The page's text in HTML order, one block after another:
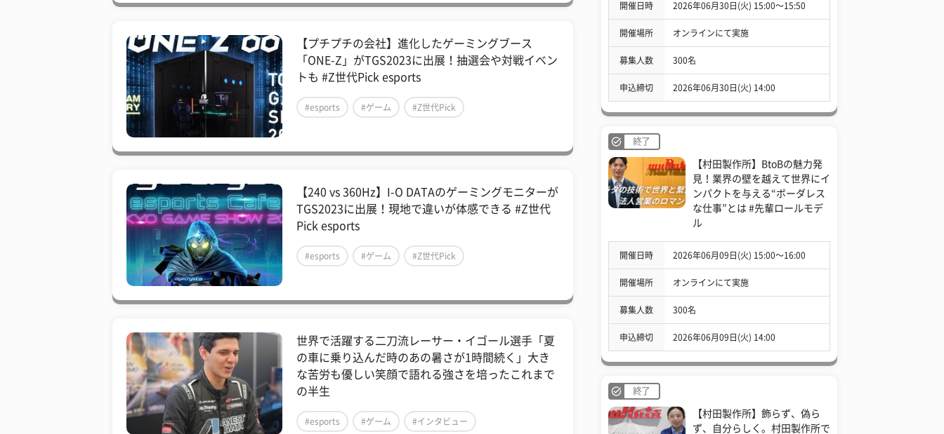
【プチプチの会社】進化したゲーミングブース
「ONE-Z」がTGS2023に出展！抽選会や対戦イベン
トも #Z世代Pick esports
#esports #ゲーム #Z世代Pick
【240 vs 360Hz】I-O DATAのゲーミングモニターが
TGS2023に出展！現地で違いが体感できる #Z世代
Pick esports
#esports #ゲーム #Z世代Pick
世界で活躍する二刀流レーサー・イゴール選手「夏
の車に乗り込んだ時のあの暑さが1時間続く」大き
な苦労も優しい笑顔で語れる強さを培ったこれまで
の半生
#esports #ゲーム #インタビュー
開催日時 2026年06月30日(火) 15:00〜15:50
開催場所 オンラインにて実施
募集人数 300名
申込締切 2026年06月30日(火) 14:00
終了
【村田製作所】BtoBの魅力発
見！業界の壁を越えて世界にイ
ンパクトを与える“ボーダレス
な仕事”とは #先輩ロールモデ
ル
開催日時 2026年06月09日(火) 15:00〜16:00
開催場所 オンラインにて実施
募集人数 300名
申込締切 2026年06月09日(火) 14:00
終了
【村田製作所】飾らず、偽ら
ず、自分らしく。村田製作所で